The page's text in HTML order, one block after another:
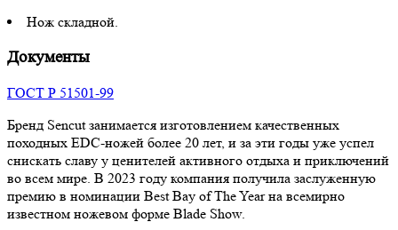
Нож складной.
Документы
ГОСТ Р 51501-99
Бренд Sencut занимается изготовлением качественных
походных EDC-ножей более 20 лет, и за эти годы уже успел
снискать славу у ценителей активного отдыха и приключений
во всем мире. В 2023 году компания получила заслуженную
премию в номинации Best Bay of The Year на всемирно
известном ножевом форме Blade Show.